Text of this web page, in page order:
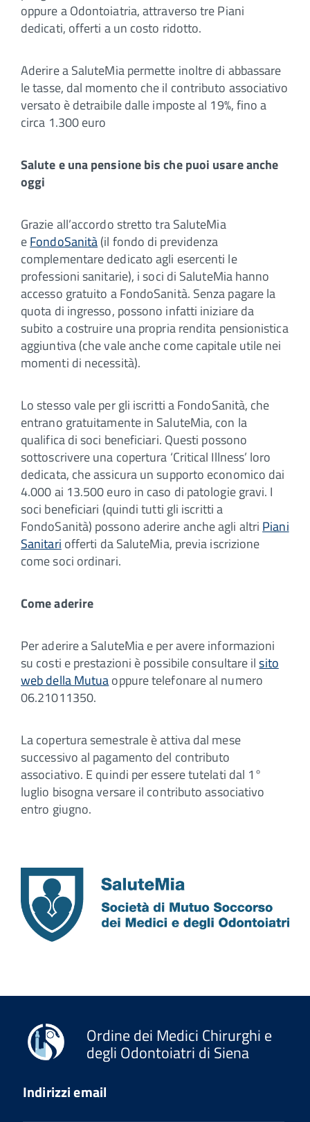
oppure a Odontoiatria, attraverso tre Piani
dedicati, offerti a un costo ridotto.
Aderire a SaluteMia permette inoltre di abbassare
le tasse, dal momento che il contributo associativo
versato è detraibile dalle imposte al 19%, fino a
circa 1.300 euro
Salute e una pensione bis che puoi usare anche
oggi
Grazie all’accordo stretto tra SaluteMia
eFondoSanità(il fondo di previdenza
complementare dedicato agli esercenti le
professioni sanitarie), i soci di SaluteMia hanno
accesso gratuito a FondoSanità. Senza pagare la
quota di ingresso, possono infatti iniziare da
subito a costruire una propria rendita pensionistica
aggiuntiva (che vale anche come capitale utile nei
momenti di necessità).
Lo stesso vale per gli iscritti a FondoSanità, che
entrano gratuitamente in SaluteMia, con la
qualifica di soci beneficiari. Questi possono
sottoscrivere una copertura ‘Critical Illness’ loro
dedicata, che assicura un supporto economico dai
4.000 ai 13.500 euro in caso di patologie gravi. I
soci beneficiari (quindi tutti gli iscritti a
FondoSanità) possono aderire anche agli altri Piani
Sanitari offerti da SaluteMia, previa iscrizione
come soci ordinari.
Come aderire
Per aderire a SaluteMia e per avere informazioni
su costi e prestazioni è possibile consultare ilsito
web della Mutuaoppure telefonare al numero
06.21011350.
La copertura semestrale è attiva dal mese
successivo al pagamento del contributo
associativo. E quindi per essere tutelati dal 1°
luglio bisogna versare il contributo associativo
entro giugno.
Ordine dei Medici Chirurghi e
degli Odontoiatri di Siena
Indirizzi email